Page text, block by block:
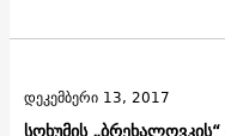
დეკემბერი 13, 2017